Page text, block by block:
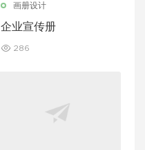
画册设计
企业宣传册
286